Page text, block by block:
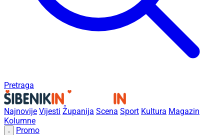
Pretraga
Najnovije Vijesti Županija Scena Sport Kultura Magazin
Kolumne
Promo